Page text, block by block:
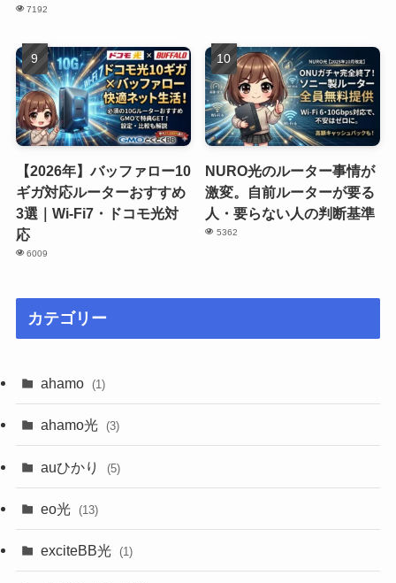
7192
【2026年】バッファロー10
ギガ対応ルーターおすすめ
3選｜Wi-Fi7・ドコモ光対
応
6009
NURO光のルーター事情が
激変。自前ルーターが要る
人・要らない人の判断基準
5362
カテゴリー
ahamo (1)
ahamo光 (3)
auひかり (5)
eo光 (13)
exciteBB光 (1)